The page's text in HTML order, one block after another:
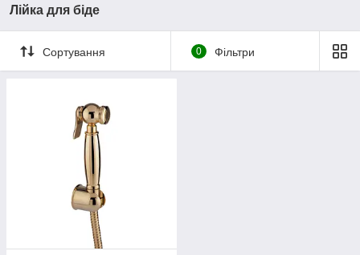
Лійка для біде
Сортування 0 Фільтри